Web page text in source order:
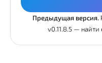
Предыдущая версия.
v0.11.8.5 —